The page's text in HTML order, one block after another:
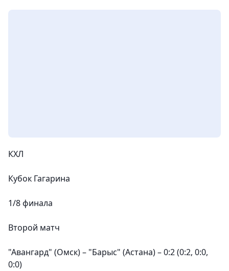
КХЛ
Кубок Гагарина
1/8 финала
Второй матч
"Авангард" (Омск) – "Барыс" (Астана) – 0:2 (0:2, 0:0,
0:0)